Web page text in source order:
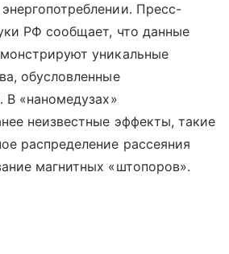
Пресс-
РФ сообщает, что данные
уникальные
обусловленные
В «наномедузах»
неизвестные эффекты, такие
распределение рассеяния
магнитных «штопоров».